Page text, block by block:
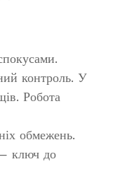
контроль. У
Робота
обмежень.
ключ до